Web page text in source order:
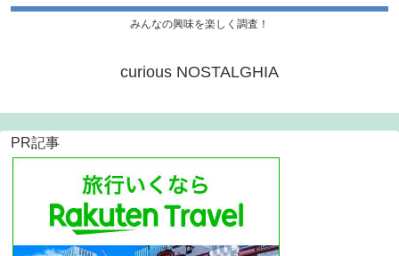
みんなの興味を楽しく調査！
curious NOSTALGHIA
PR記事